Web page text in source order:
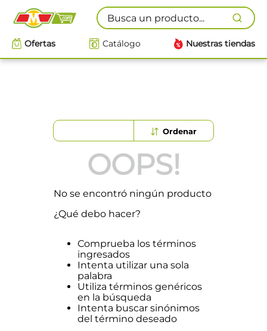
Busca un producto...
Ofertas Catálogo Nuestras tiendas
OOPS!
No se encontró ningún producto
¿Qué debo hacer?
Comprueba los términos
ingresados
Intenta utilizar una sola
palabra
Utiliza términos genéricos
en la búsqueda
Intenta buscar sinónimos
del término deseado